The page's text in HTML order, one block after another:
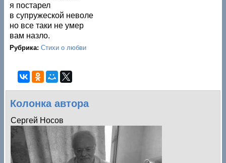
я постарел
в супружеской неволе
но все таки не умер
вам назло.
Рубрика:Стихи о любви
Колонка автора
Сергей Носов